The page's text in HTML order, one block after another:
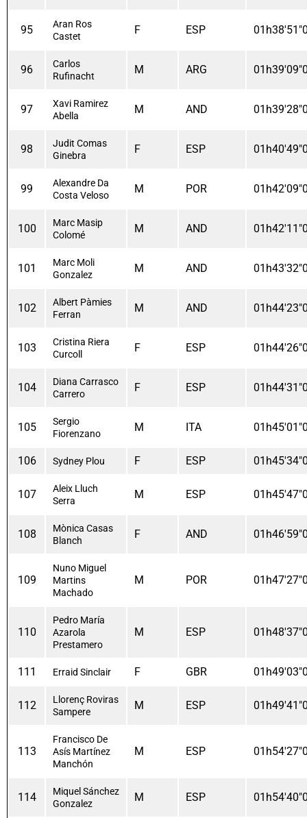
95
Aran Ros
Castet
F ESP
96
Carlos
Rufinacht
M ARG
97
Xavi Ramirez
Abella
M AND
98
Judit Comas
Ginebra
F ESP
99
Alexandre Da
Costa Veloso
M POR
100
Marc Masip
Colomé
M AND
101
Marc Moli
Gonzalez
M AND
102
Albert Pàmies
Ferran
M AND
103
Cristina Riera
Curcoll
F ESP
104
Diana Carrasco
Carrero
F ESP
105
Sergio
Fiorenzano
M ITA
106 Sydney Plou F ESP
107
Aleix Lluch
Serra
M ESP
108
Mònica Casas
Blanch
F AND
109
Nuno Miguel
Martins
Machado
M POR
110
Pedro María
Azarola
Prestamero
M ESP
111 Erraid Sinclair F GBR
112
Llorenç Roviras
Sampere
M ESP
113
Francisco De
Asís Martínez
Manchón
M ESP
114
Miquel Sánchez
Gonzalez
M ESP